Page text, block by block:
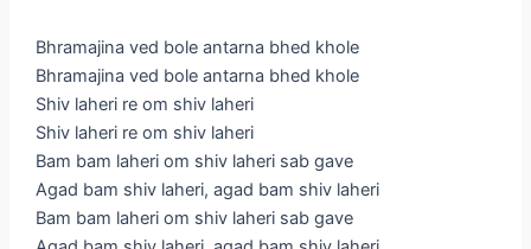
Bhramajina ved bole antarna bhed khole
Bhramajina ved bole antarna bhed khole
Shiv laheri re om shiv laheri
Shiv laheri re om shiv laheri
Bam bam laheri om shiv laheri sab gave
Agad bam shiv laheri, agad bam shiv laheri
Bam bam laheri om shiv laheri sab gave